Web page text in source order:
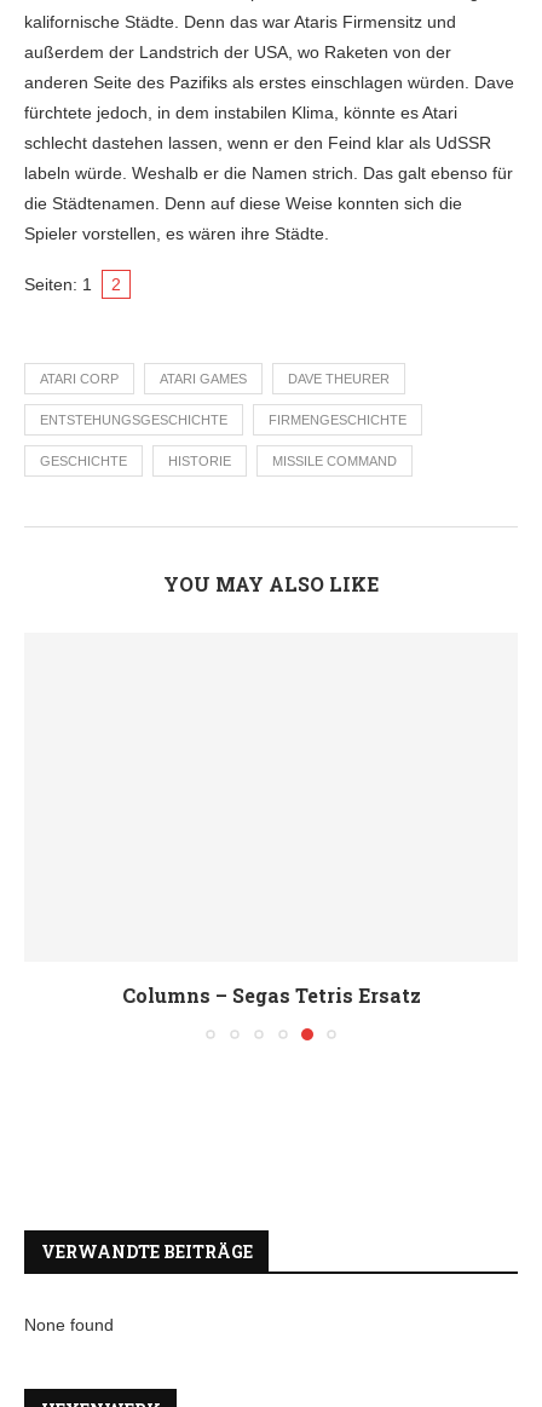
kalifornische Städte. Denn das war Ataris Firmensitz und
außerdem der Landstrich der USA, wo Raketen von der
anderen Seite des Pazifiks als erstes einschlagen würden. Dave
fürchtete jedoch, in dem instabilen Klima, könnte es Atari
schlecht dastehen lassen, wenn er den Feind klar als UdSSR
labeln würde. Weshalb er die Namen strich. Das galt ebenso für
die Städtenamen. Denn auf diese Weise konnten sich die
Spieler vorstellen, es wären ihre Städte.
Seiten: 1 2
ATARI CORP ATARI GAMES DAVE THEURER
ENTSTEHUNGSGESCHICHTE FIRMENGESCHICHTE
GESCHICHTE HISTORIE MISSILE COMMAND
YOU MAY ALSO LIKE
Columns – Segas Tetris Ersatz
VERWANDTE BEITRÄGE
None found